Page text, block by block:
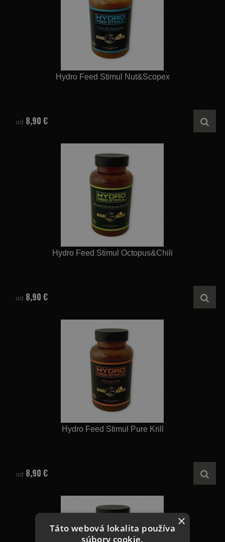
Hydro Feed Stimul Nut&Scopex
od 8,90 €
Hydro Feed Stimul Octopus&Chili
od 8,90 €
Hydro Feed Stimul Pure Krill
od 8,90 €
×
Táto webová lokalita používa
súbory cookie.